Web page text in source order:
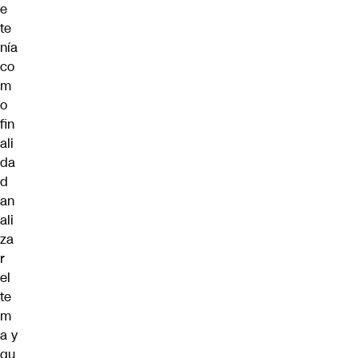
e
te
nía
co
m
o
fin
ali
da
d
an
ali
za
r
el
te
m
a y
qu